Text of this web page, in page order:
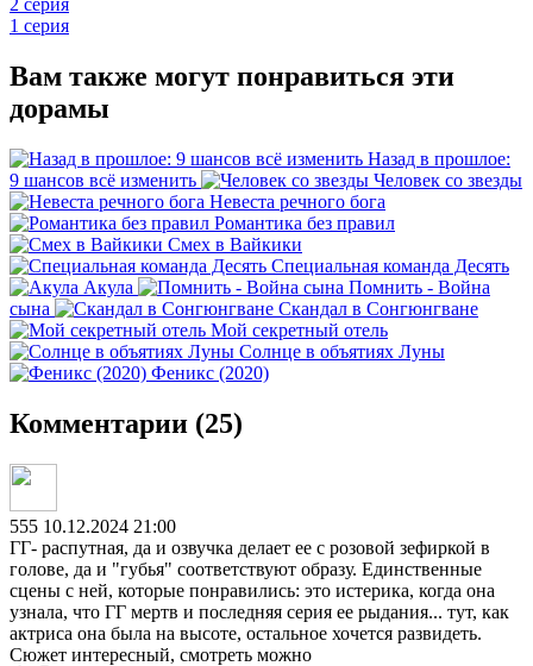
2 серия
1 серия
Вам также могут понравиться эти
дорамы
Назад в прошлое:
9 шансов всё изменить
Человек со звезды
Невеста речного бога
Романтика без правил
Смех в Вайкики
Специальная команда Десять
Акула
Помнить - Война
сына
Скандал в Сонгюнгване
Мой секретный отель
Солнце в объятиях Луны
Феникс (2020)
Комментарии (25)
555 10.12.2024 21:00
ГГ- распутная, да и озвучка делает ее с розовой зефиркой в
голове, да и "губья" соответствуют образу. Единственные
сцены с ней, которые понравились: это истерика, когда она
узнала, что ГГ мертв и последняя серия ее рыдания... тут, как
актриса она была на высоте, остальное хочется развидеть.
Сюжет интересный, смотреть можно